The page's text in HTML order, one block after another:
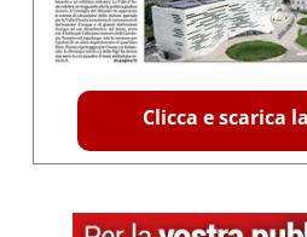
Clicca e scarica